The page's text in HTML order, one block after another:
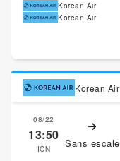
Korean Air
Korean Air
Korean Air
08/22
13:50
ICN Sans escale